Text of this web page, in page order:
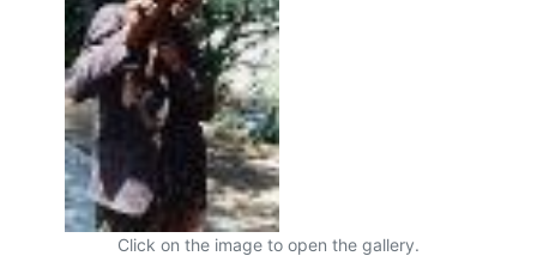
Click on the image to open the gallery.